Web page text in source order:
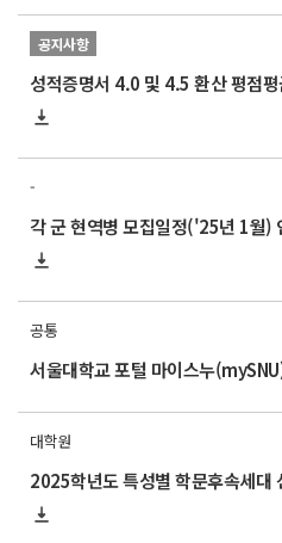
공지사항
성적증명서 4.0 및 4.5 환산 평점
-
각 군 현역병 모집일정('25년 1월)
공통
서울대학교 포털 마이스누
대학원